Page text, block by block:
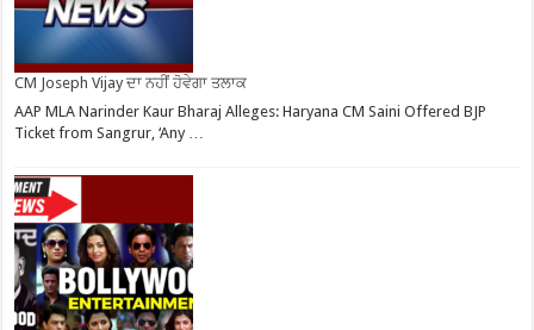
CM Joseph Vijay ਦਾ ਨਹੀਂ ਹੋਵੇਗਾ ਤਲਾਕ
AAP MLA Narinder Kaur Bharaj Alleges: Haryana CM Saini Offered BJP
Ticket from Sangrur, ‘Any …